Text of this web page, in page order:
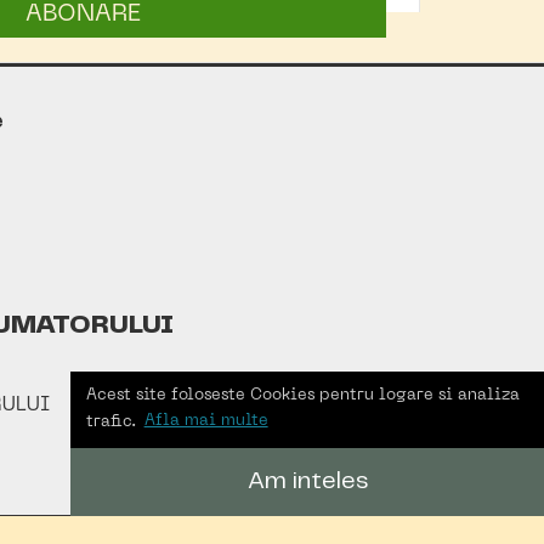
Acest site foloseste Cookies pentru logare si analiza
trafic.
Afla mai multe
Am inteles
ABONARE